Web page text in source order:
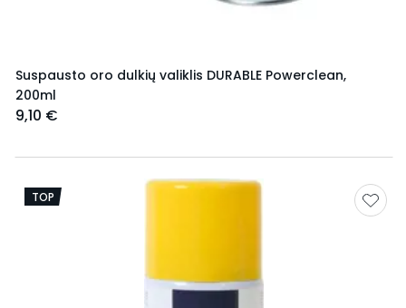
Suspausto oro dulkių valiklis DURABLE Powerclean,
200ml
9,10 €
TOP